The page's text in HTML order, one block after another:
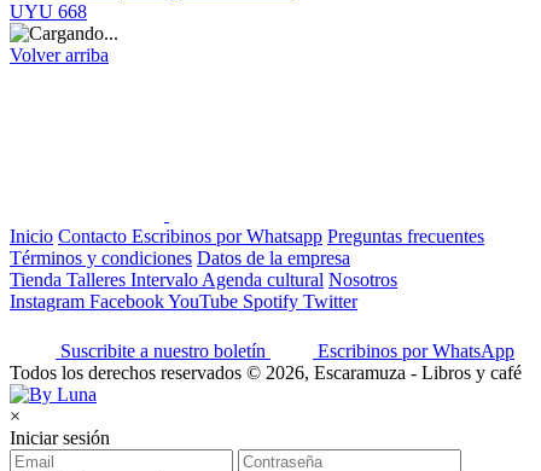
UYU 668
Volver arriba
Inicio Contacto Escribinos por Whatsapp Preguntas frecuentes
Términos y condiciones Datos de la empresa
Tienda Talleres Intervalo Agenda cultural Nosotros
Instagram FacebookYouTube Spotify Twitter
Suscribite a nuestro boletín
Escribinos por WhatsApp
Todos los derechos reservados © 2026, Escaramuza - Libros y café
×
Iniciar sesión